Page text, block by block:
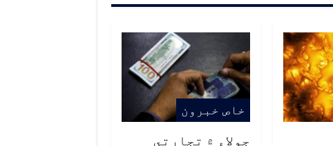
خاص خبرون
جولاءِ ۾ تجارتي